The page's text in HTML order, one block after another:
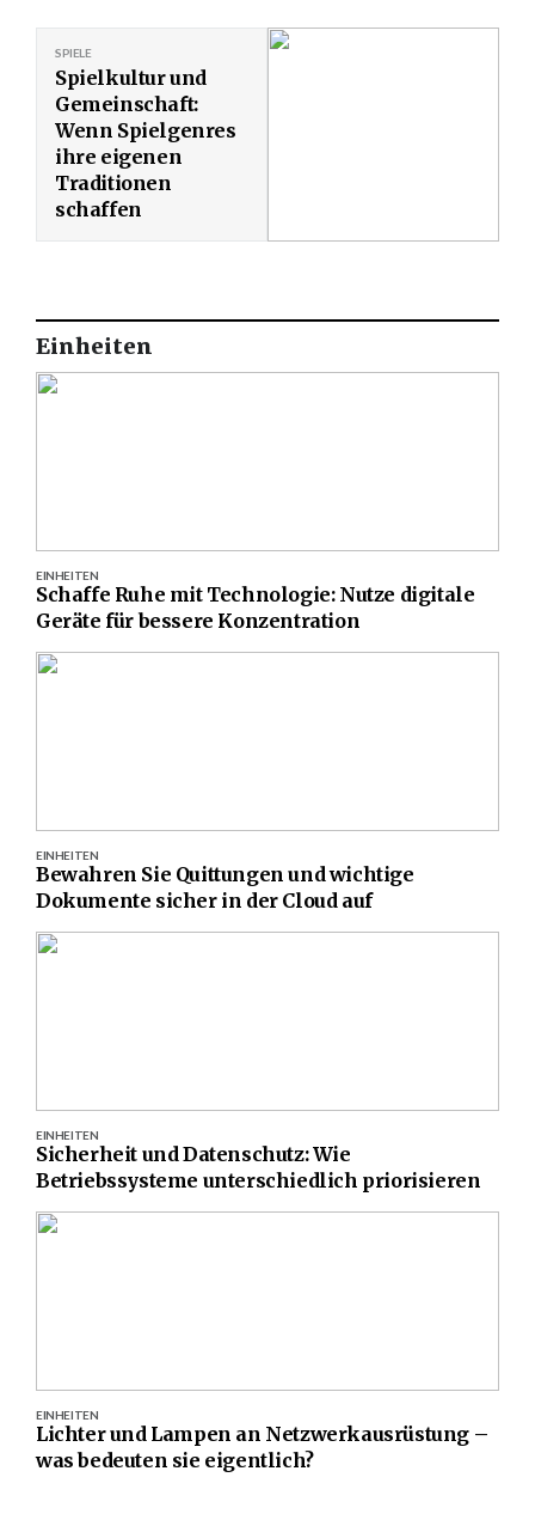
Spielkultur und
Gemeinschaft:
Wenn Spielgenres
ihre eigenen
Traditionen
schaffen
SPIELE
Einheiten
Schaffe Ruhe mit Technologie: Nutze digitale
Geräte für bessere Konzentration
EINHEITEN
Bewahren Sie Quittungen und wichtige
Dokumente sicher in der Cloud auf
EINHEITEN
Sicherheit und Datenschutz: Wie
Betriebssysteme unterschiedlich priorisieren
EINHEITEN
Lichter und Lampen an Netzwerkausrüstung –
was bedeuten sie eigentlich?
EINHEITEN